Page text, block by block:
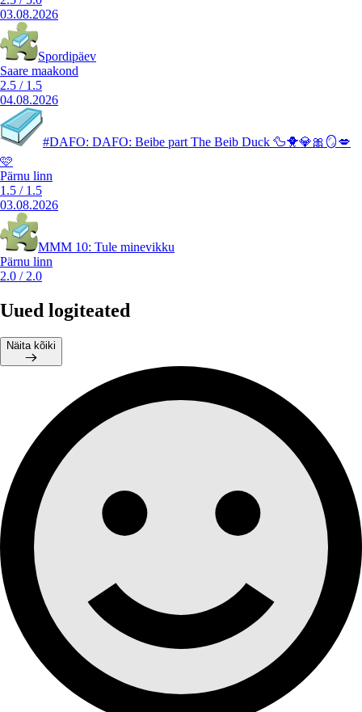
03.08.2026
Spordipäev
Saare maakond
2.5 / 1.5
04.08.2026
#DAFO: DAFO: Beibe part The Beib Duck 🦆🐥💎🎀🪞💋
🩷
Pärnu linn
1.5 / 1.5
03.08.2026
MMM 10: Tule minevikku
Pärnu linn
2.0 / 2.0
Uued logiteated
Näita kõiki